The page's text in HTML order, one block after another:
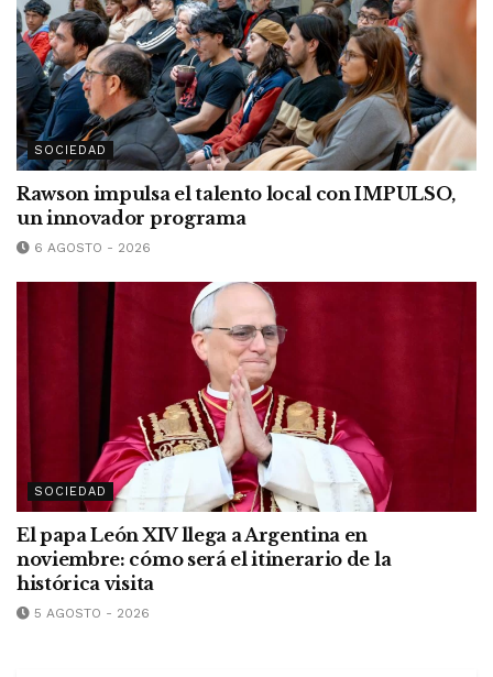
SOCIEDAD
Rawson impulsa el talento local con IMPULSO,
un innovador programa
6 AGOSTO - 2026
SOCIEDAD
El papa León XIV llega a Argentina en
noviembre: cómo será el itinerario de la
histórica visita
5 AGOSTO - 2026